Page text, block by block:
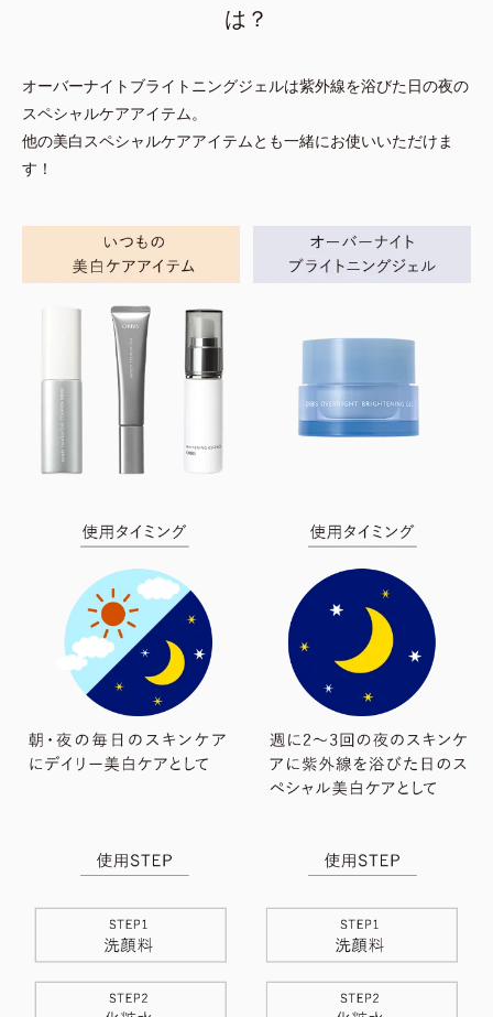
は？
オーバーナイトブライトニングジェルは紫外線を浴びた日の夜の
スペシャルケアアイテム。
他の美白スペシャルケアアイテムとも一緒にお使いいただけま
す！